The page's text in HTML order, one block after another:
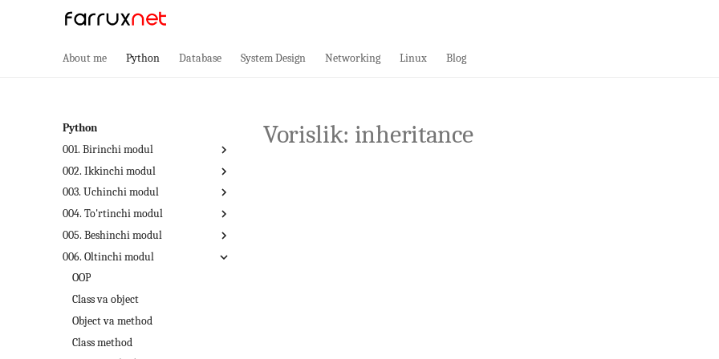
About me Python Database System Design Networking Linux Blog
Python
001. Birinchi modul
Pythonda birinchi dasturimiz
O'zgaruvchilar
Ma'lumot turlari
Operatorlar
Izohlar
Ekrandan ma'lumot kiritish
Matematik kutubxona
Vazifalar
002. Ikkinchi modul
Matnlar: strings
Mantiqiy toifalar: Booleans
If, else operatori
Vazifalar
003. Uchinchi modul
For sikl operatori
While sikl operatori
Break va Continue
pass haqida
Vazifalar
004. To'rtinchi modul
Ro'yxatlar
Kortej
Set
Lug'atlar
005. Beshinchi modul
Funksiyalar
Lambda: Nomsiz funksiya
Modullar
Misollar
006. Oltinchi modul
OOP
Class va object
Object va method
Class method
Vorislik: inheritance